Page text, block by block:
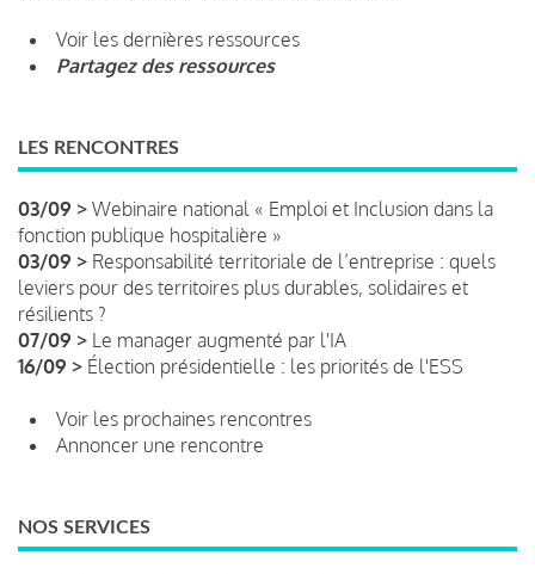
Voir les dernières ressources
Partagez des ressources
LES RENCONTRES
03/09 > Webinaire national « Emploi et Inclusion dans la
fonction publique hospitalière »
03/09 > Responsabilité territoriale de l’entreprise : quels
leviers pour des territoires plus durables, solidaires et
résilients ?
07/09 > Le manager augmenté par l'IA
16/09 > Élection présidentielle : les priorités de l'ESS
Voir les prochaines rencontres
Annoncer une rencontre
NOS SERVICES